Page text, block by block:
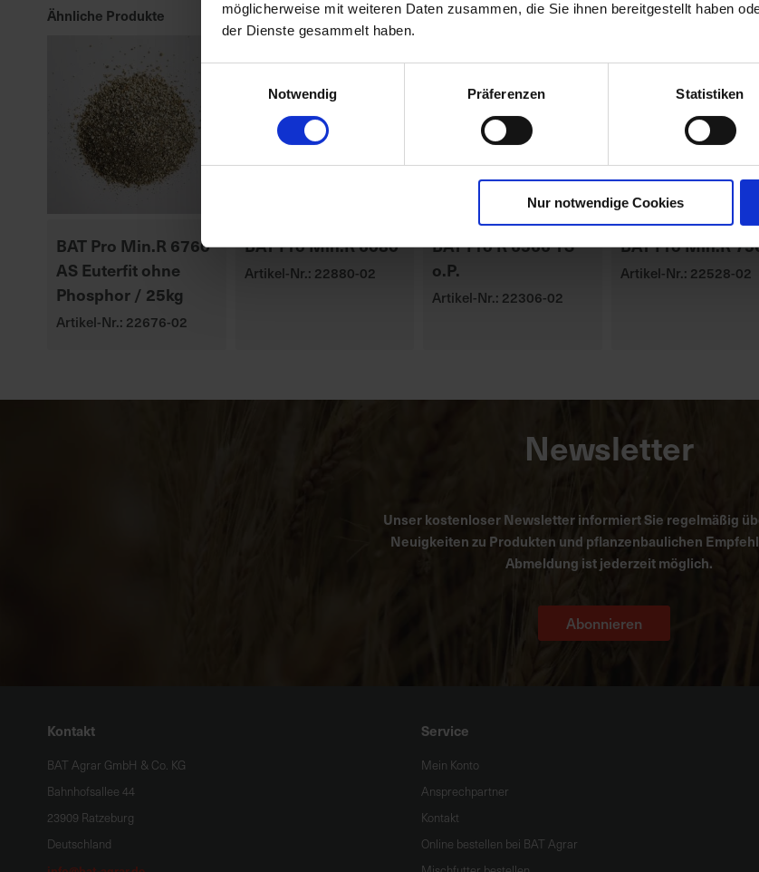
möglicherweise mit weiteren Daten zusammen, die Sie ihnen bereitgestellt haben
der Dienste gesammelt haben.
Notwendig
Präferenzen Statistiken
Nur notwendige Cookies
Ähnliche Produkte
BAT Pro Min.R 6760
AS Euterfit ohne
Phosphor / 25kg
Artikel-Nr.: 22676-02
BAT Pro Min.R 6080
Artikel-Nr.: 22880-02
BAT Pro R 6566 TS
o.P.
Artikel-Nr.: 22306-02
BAT Pro Min.R
Artikel-Nr.: 22528-02
Newsletter
Unser kostenloser Newsletter informiert Sie regelmäßig
Neuigkeiten zu Produkten und pflanzenbaulichen
Abmeldung ist jederzeit möglich.
Abonnieren
Kontakt
BAT Agrar GmbH & Co. KG
Bahnhofsallee 44
23909 Ratzeburg
Deutschland
Service
Mein Konto
Ansprechpartner
Kontakt
Online bestellen bei BAT Agrar